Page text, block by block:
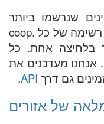
שנרשמו ביותר
ומלאה ב .coop אזור. ניתן להוריד רשימה של כל .coop
בלחיצה אחת. כל
אנחנו מעדכנים את
גם דרך API
.
של אזורים